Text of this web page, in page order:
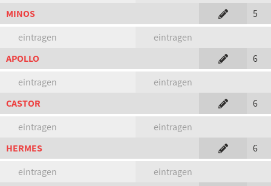
MINOS
5
eintragen
eintragen
APOLLO
6
eintragen
eintragen
CASTOR
6
eintragen
eintragen
HERMES
6
eintragen
eintragen